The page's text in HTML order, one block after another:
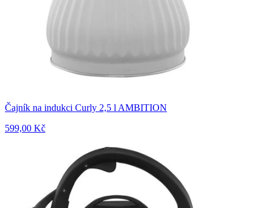
Čajník na indukci Curly 2,5 l AMBITION
599,00 Kč